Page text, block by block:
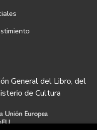
General del Libro, del
de Cultura